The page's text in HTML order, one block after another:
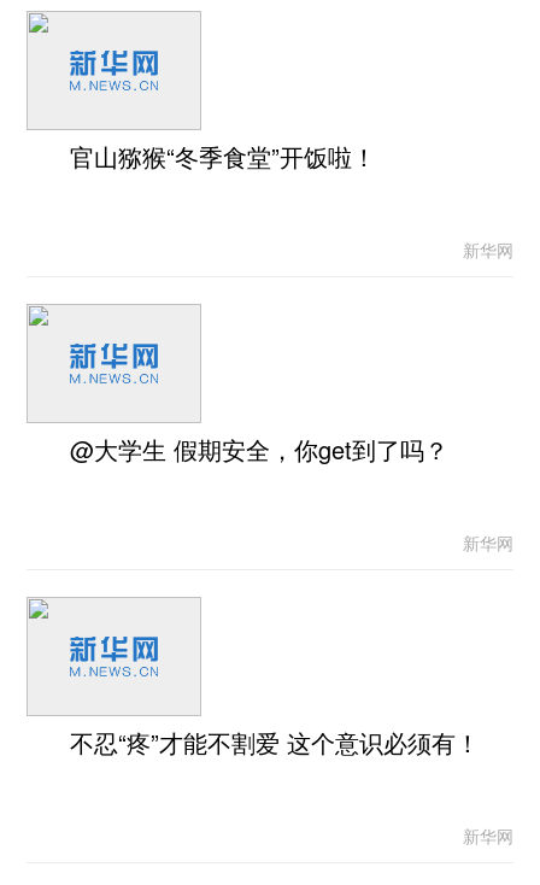
官山猕猴“冬季食堂”开饭啦！
新华网
@大学生 假期安全，你get到了吗？
新华网
不忍“疼”才能不割爱 这个意识必须有！
新华网